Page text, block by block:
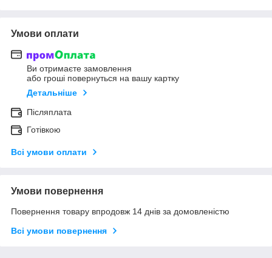
Умови оплати
Ви отримаєте замовлення
або гроші повернуться на вашу картку
Детальніше
Післяплата
Готівкою
Всі умови оплати
Умови повернення
Повернення товару впродовж 14 днів за домовленістю
Всі умови повернення